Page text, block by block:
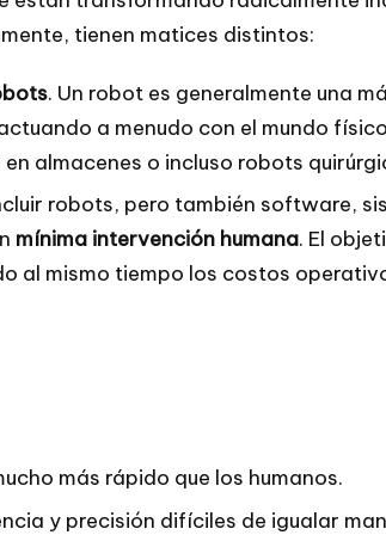
tienen matices distintos:
. Un robot es generalmente una
a menudo con el mundo
almacenes o incluso robots
robots, pero también software,
mínima intervención humana. El
al mismo tiempo los costos
más rápido que los humanos.
y precisión difíciles de igualar